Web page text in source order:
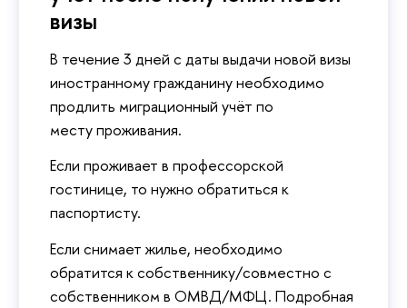
визы
В течение 3 дней с даты выдачи новой визы
иностранному гражданину необходимо
продлить миграционный учёт по
месту проживания.
Если проживает в профессорской
гостинице, то нужно обратиться к
паспортисту.
Если снимает жилье, необходимо
обратится к собственнику/совместно с
собственником в ОМВД/МФЦ. Подробная